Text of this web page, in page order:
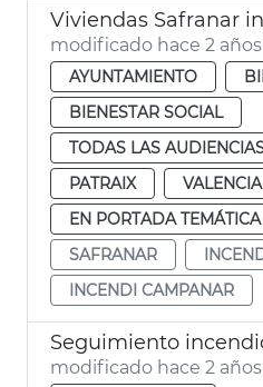
Viviendas Safranar
modificado hace 2 años
AYUNTAMIENTO
BIENESTAR SOCIAL
TODAS LAS
PATRAIX
VALENCIA
EN PORTADA TEMÁTICA
SAFRANAR
INCENDI CAMPANAR
Seguimiento
modificado hace 2 años